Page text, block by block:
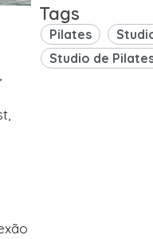
Tags
Pilates
Studio de